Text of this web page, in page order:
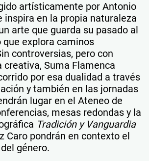
artísticamente por Antonio
inspira en la propia naturaleza
arte que guarda su pasado al
explora caminos
controversias, pero con
creativa, Suma Flamenca
por esa dualidad a través
y también en las jornadas
lugar en el Ateneo de
mesas redondas y la
Tradición y Vanguardia
Caro pondrán en contexto el
género.